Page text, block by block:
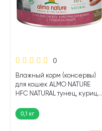
0
Влажный корм (консервы)
для кошек ALMO NATURE
HFC NATURAL тунец, курица
0,1 кг